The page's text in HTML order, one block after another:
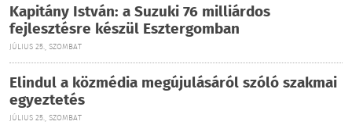
Kapitány István: a Suzuki 76 milliárdos
fejlesztésre készül Esztergomban
JÚLIUS 25., SZOMBAT
Elindul a közmédia megújulásáról szóló szakmai
egyeztetés
JÚLIUS 25., SZOMBAT